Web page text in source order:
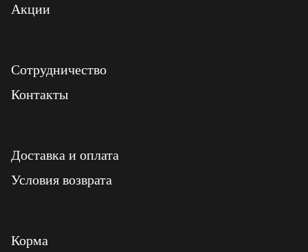
Акции
Сотрудничество
Контакты
Доставка и оплата
Условия возврата
Корма